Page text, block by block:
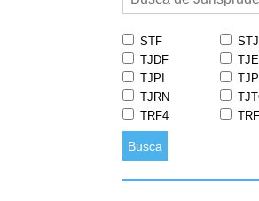
STF STJ
TJDF
TJPI
TJRN
TRF4
Busca